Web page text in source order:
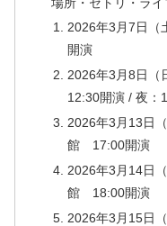
2026年3月7日
開演
2026年3月8日（
12:30開演 / 夜：
2026年3月13日
館 17:00開演
2026年3月14日
館 18:00開演
2026年3月15日